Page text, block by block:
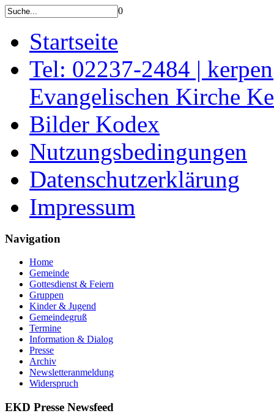
0
Startseite
Tel: 02237-2484 |
Evangelischen Kirche
Bilder Kodex
Nutzungsbedingungen
Datenschutzerklärung
Impressum
Navigation
Home
Gemeinde
Gottesdienst & Feiern
Gruppen
Kinder & Jugend
Gemeindegruß
Termine
Information & Dialog
Presse
Archiv
Newsletteranmeldung
Widerspruch
EKD Presse Newsfeed